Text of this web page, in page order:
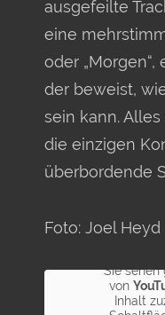
ausgefeilte
eine
oder
der beweist,
sein kann.
die einzigen
überbordende
Foto: Joel Heyd
Sie
von
Inhalt